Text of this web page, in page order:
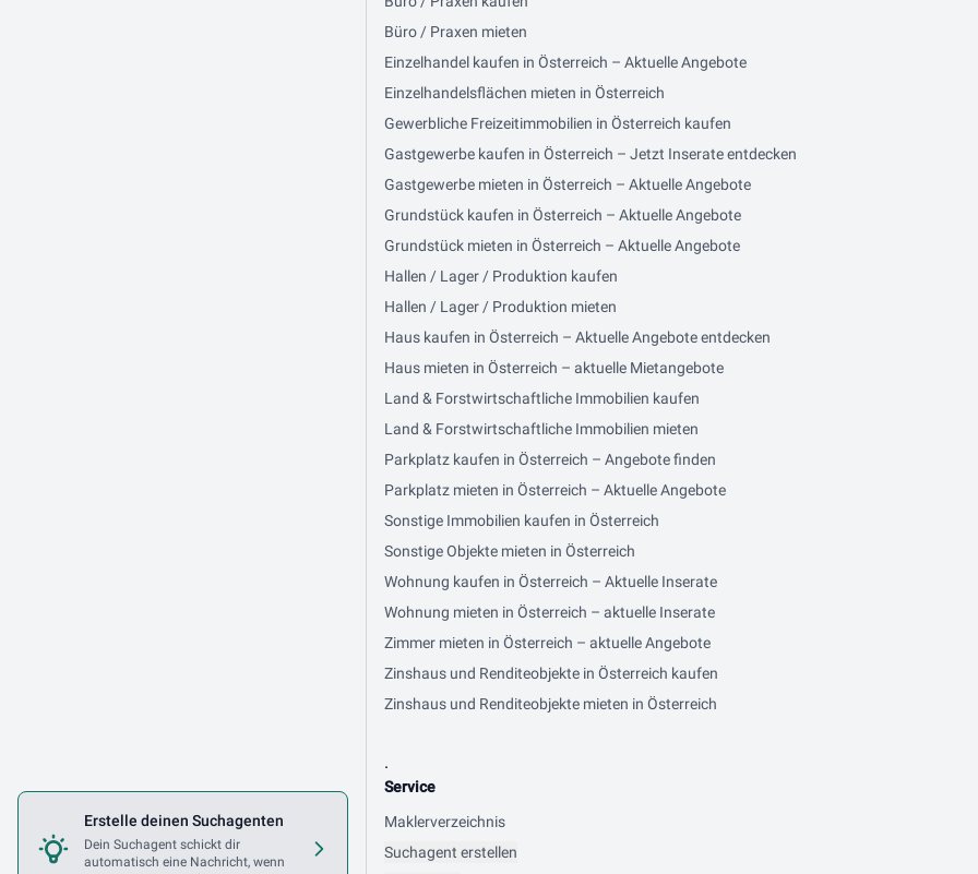
Erstelle deinen Suchagenten
Dein Suchagent schickt dir
automatisch eine Nachricht, wenn
Büro / Praxen mieten
Einzelhandel kaufen in Österreich – Aktuelle Angebote
Einzelhandelsflächen mieten in Österreich
Gewerbliche Freizeitimmobilien in Österreich kaufen
Gastgewerbe kaufen in Österreich – Jetzt Inserate entdecken
Gastgewerbe mieten in Österreich – Aktuelle Angebote
Grundstück kaufen in Österreich – Aktuelle Angebote
Grundstück mieten in Österreich – Aktuelle Angebote
Hallen / Lager / Produktion kaufen
Hallen / Lager / Produktion mieten
Haus kaufen in Österreich – Aktuelle Angebote entdecken
Haus mieten in Österreich – aktuelle Mietangebote
Land & Forstwirtschaftliche Immobilien kaufen
Land & Forstwirtschaftliche Immobilien mieten
Parkplatz kaufen in Österreich – Angebote finden
Parkplatz mieten in Österreich – Aktuelle Angebote
Sonstige Immobilien kaufen in Österreich
Sonstige Objekte mieten in Österreich
Wohnung kaufen in Österreich – Aktuelle Inserate
Wohnung mieten in Österreich – aktuelle Inserate
Zimmer mieten in Österreich – aktuelle Angebote
Zinshaus und Renditeobjekte in Österreich kaufen
Zinshaus und Renditeobjekte mieten in Österreich
.
Service
Maklerverzeichnis
Suchagent erstellen